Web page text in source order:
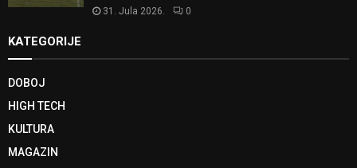
31. Jula 2026. 0
KATEGORIJE
DOBOJ
HIGH TECH
KULTURA
MAGAZIN